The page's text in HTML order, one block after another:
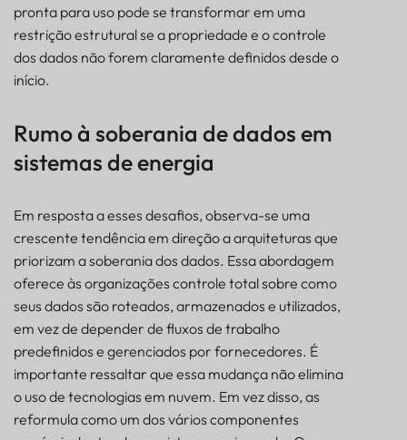
pronta para uso pode se transformar em uma
restrição estrutural se a propriedade e o controle
dos dados não forem claramente definidos desde o
início.
Rumo à soberania de dados em
sistemas de energia
Em resposta a esses desafios, observa-se uma
crescente tendência em direção a arquiteturas que
priorizam a soberania dos dados. Essa abordagem
oferece às organizações controle total sobre como
seus dados são roteados, armazenados e utilizados,
em vez de depender de fluxos de trabalho
predefinidos e gerenciados por fornecedores. É
importante ressaltar que essa mudança não elimina
o uso de tecnologias em nuvem. Em vez disso, as
reformula como um dos vários componentes